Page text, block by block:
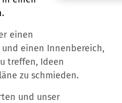
einen
einen Innenbereich,
treffen, Ideen
zu schmieden.
und unser